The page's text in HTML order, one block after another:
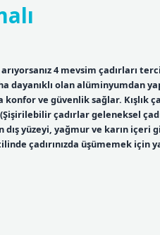
4 mevsim çadırları
dayanıklı olan alüminyumdan
ve güvenlik sağlar. Kışlık
çadırlar geleneksel
dış yüzeyi, yağmur ve karın
çadırınızda üşümemek için